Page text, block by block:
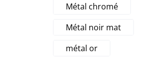
Métal chromé
Métal noir mat
métal or